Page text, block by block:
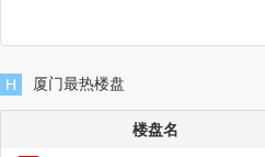
H 厦门最热楼盘
楼盘名